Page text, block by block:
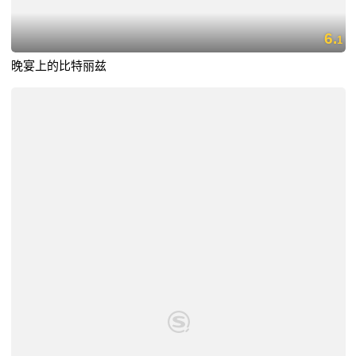
6.1
晚宴上的比特丽兹